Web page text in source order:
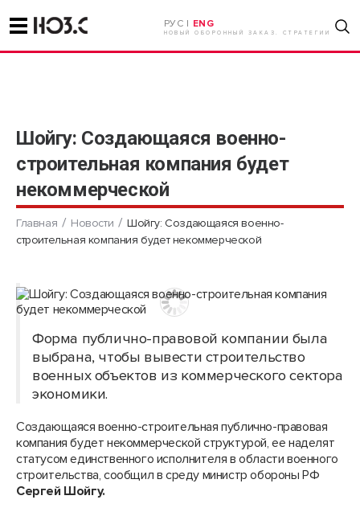
РУС | ENG
НОВЫЙ ОБОРОННЫЙ ЗАКАЗ. СТРАТЕГИИ
Шойгу: Создающаяся военно-
строительная компания будет
некоммерческой
Главная Новости
Шойгу: Создающаяся военно-
строительная компания будет некоммерческой
Форма публично-правовой компании была
выбрана, чтобы вывести строительство
военных объектов из коммерческого сектора
экономики.
Создающаяся военно-строительная публично-правовая
компания будет некоммерческой структурой, ее наделят
статусом единственного исполнителя в области военного
строительства, сообщил в среду министр обороны РФ
Сергей Шойгу.